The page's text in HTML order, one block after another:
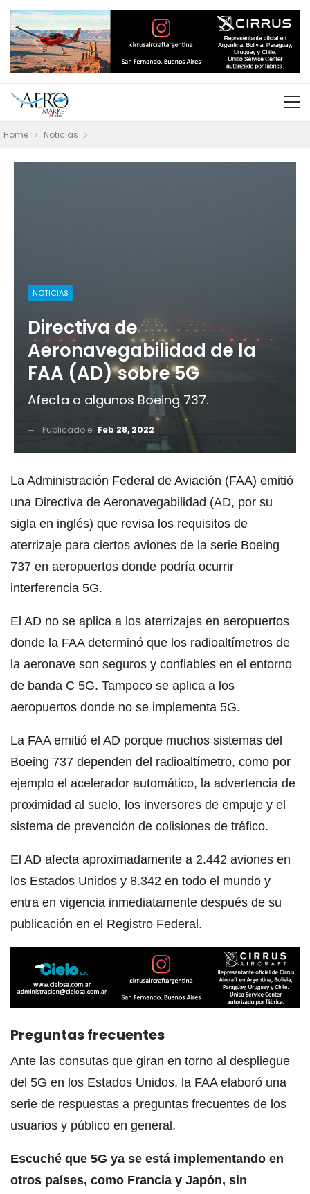
Home Noticias
NOTICIAS
Directiva de
Aeronavegabilidad de la
FAA (AD) sobre 5G
Afecta a algunos Boeing 737.
Publicado el Feb 28, 2022
La Administración Federal de Aviación (FAA) emitió
una Directiva de Aeronavegabilidad (AD, por su
sigla en inglés) que revisa los requisitos de
aterrizaje para ciertos aviones de la serie Boeing
737 en aeropuertos donde podría ocurrir
interferencia 5G.
El AD no se aplica a los aterrizajes en aeropuertos
donde la FAA determinó que los radioaltímetros de
la aeronave son seguros y confiables en el entorno
de banda C 5G. Tampoco se aplica a los
aeropuertos donde no se implementa 5G.
La FAA emitió el AD porque muchos sistemas del
Boeing 737 dependen del radioaltímetro, como por
ejemplo el acelerador automático, la advertencia de
proximidad al suelo, los inversores de empuje y el
sistema de prevención de colisiones de tráfico.
El AD afecta aproximadamente a 2.442 aviones en
los Estados Unidos y 8.342 en todo el mundo y
entra en vigencia inmediatamente después de su
publicación en el Registro Federal.
Preguntas frecuentes
Ante las consutas que giran en torno al despliegue
del 5G en los Estados Unidos, la FAA elaboró una
serie de respuestas a preguntas frecuentes de los
usuarios y público en general.
Escuché que 5G ya se está implementando en
otros países, como Francia y Japón, sin